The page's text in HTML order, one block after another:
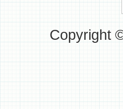
Copyright